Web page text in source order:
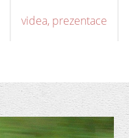
videa, prezentace